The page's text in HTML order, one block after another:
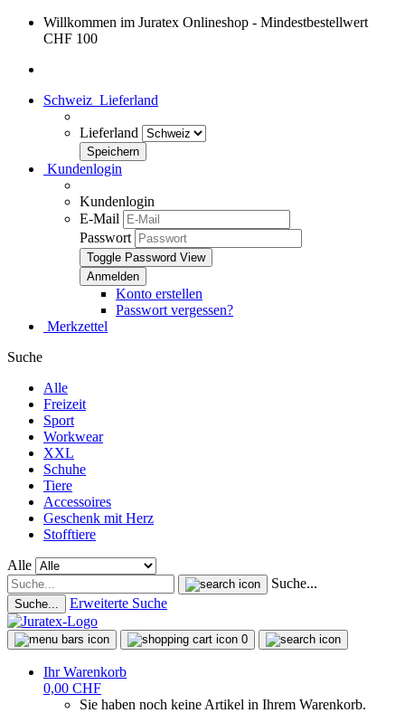
Willkommen im Juratex Onlineshop - Mindestbestellwert
CHF 100
Schweiz Lieferland
Lieferland
Kundenlogin
Kundenlogin
E-Mail
Passwort
Toggle Password View
Konto erstellen
Passwort vergessen?
Merkzettel
Suche
Alle
Freizeit
Sport
Workwear
XXL
Schuhe
Tiere
Accessoires
Geschenk mit Herz
Stofftiere
Alle
Suche...
Suche... Erweiterte Suche
0
Ihr Warenkorb
0,00 CHF
Sie haben noch keine Artikel in Ihrem Warenkorb.